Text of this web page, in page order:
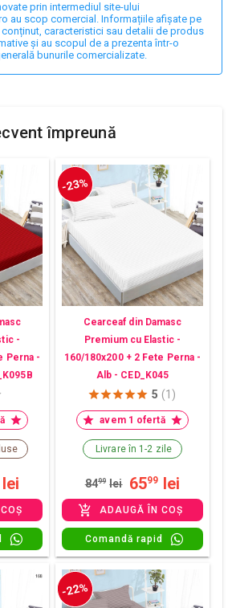
prin intermediul site-ului
au scop comercial. Informațiile afișate pe
conținut, caracteristici sau detalii de produs
și au scopul de a prezenta într-o
bunurile comercializate.
împreună
-
Perna -
lei
-23%
Cearceaf din Damasc
Premium cu Elastic -
160/180x200 + 2 Fete Perna -
Alb - CED_K045
5 (1)
avem 1 ofertă
Livrare în 1-2 zile
8499 lei 6599 lei
ADAUGĂ ÎN COȘ
Comandă rapid
-22%